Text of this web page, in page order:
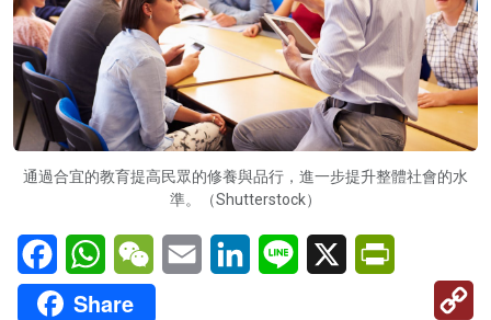
通過合宜的教育提高民眾的修養與品行，進一步提升整體社會的水
準。（Shutterstock）
FacebookWhatsAppWeChatEmail LinkedInLine X
Share